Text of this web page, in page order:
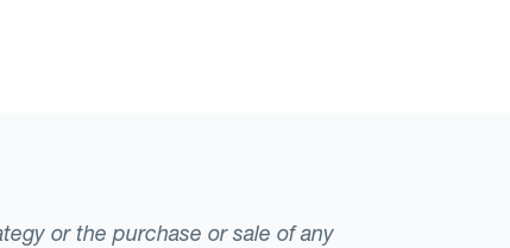
or the purchase or sale of any